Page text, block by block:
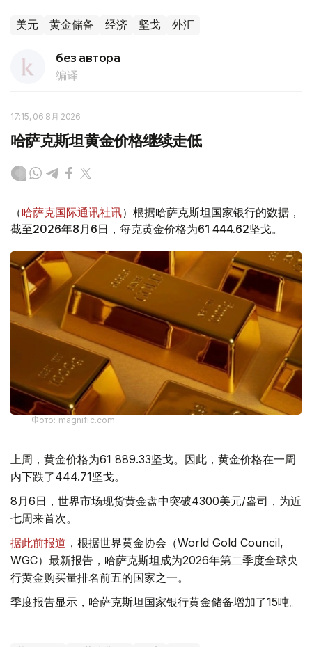
美元 黄金储备 经济 坚戈 外汇
без автора
编译
17:15, 06 8月 2026
哈萨克斯坦黄金价格继续走低
（哈萨克国际通讯社讯）根据哈萨克斯坦国家银行的数据，
截至2026年8月6日，每克黄金价格为61 444.62坚戈。
Фото: magnific.com
上周，黄金价格为61 889.33坚戈。因此，黄金价格在一周
内下跌了444.71坚戈。
8月6日，世界市场现货黄金盘中突破4300美元/盎司，为近
七周来首次。
据此前报道 ，根据世界黄金协会（World Gold Council,
WGC）最新报告，哈萨克斯坦成为2026年第二季度全球央
行黄金购买量排名前五的国家之一。
季度报告显示，哈萨克斯坦国家银行黄金储备增加了15吨。